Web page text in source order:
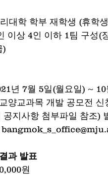
리대학 학부 재학생 (휴학
1인 이상 4인 이하 1팀 구
)
2021년 7월 5일(월요일) ~
양교과목 개발 공모전
공지사항 첨부파일 참조)
과 발표
원